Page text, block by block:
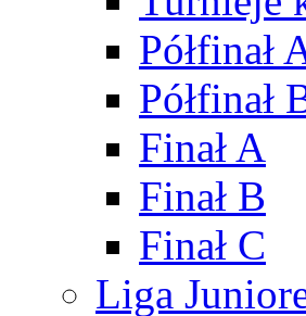
Półfinał
Półfinał
Finał A
Finał B
Finał C
Liga